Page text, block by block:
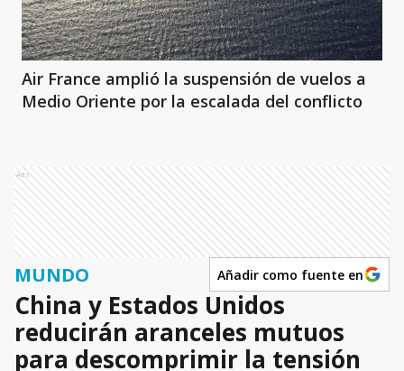
Air France amplió la suspensión de vuelos a
Medio Oriente por la escalada del conflicto
Ads
MUNDO Añadir como fuente en
China y Estados Unidos
reducirán aranceles mutuos
para descomprimir la tensión